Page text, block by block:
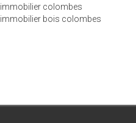
immobilier colombes
immobilier bois colombes